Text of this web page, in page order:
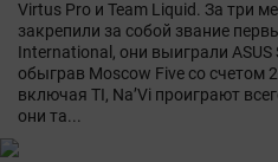
Virtus Pro и Team Liquid. За три
закрепили за собой звание
International, они выиграли
обыграв Moscow Five со счетом
включая TI, Na’Vi проиграют
они та...